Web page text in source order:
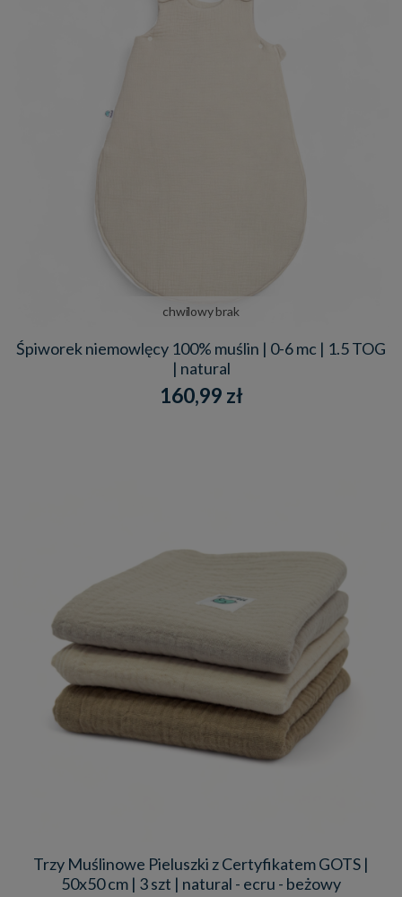
chwilowy brak
Śpiworek niemowlęcy 100% muślin | 0-6 mc | 1.5 TOG
| natural
160,99 zł
Trzy Muślinowe Pieluszki z Certyfikatem GOTS |
50x50 cm | 3 szt | natural - ecru - beżowy